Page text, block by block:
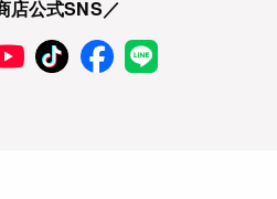
店公式SNS／